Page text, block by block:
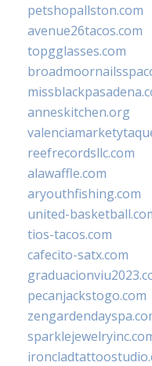
petshopallston.com
avenue26tacos.com
topgglasses.com
anneskitchen.org
reefrecordsllc.com
alawaffle.com
aryouthfishing.com
united-
tios-tacos.com
cafecito-satx.com
pecanjackstogo.com